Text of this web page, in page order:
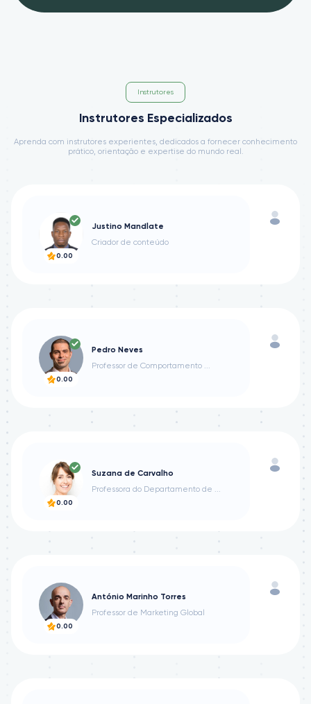
Instrutores
Instrutores Especializados
Aprenda com instrutores experientes, dedicados a fornecer conhecimento
prático, orientação e expertise do mundo real.
0.00
Justino Mandlate
Criador de conteúdo
0.00
Pedro Neves
Professor de Comportamento ...
0.00
Suzana de Carvalho
Professora do Departamento de ...
0.00
António Marinho Torres
Professor de Marketing Global